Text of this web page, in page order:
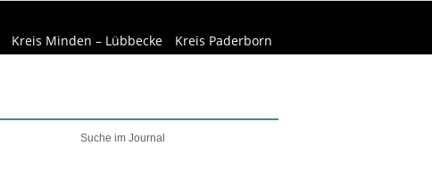
Kreis Minden – Lübbecke Kreis Paderborn